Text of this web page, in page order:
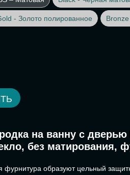
- Золото полированное
на ванну с дверью
без матирования,
фурнитура образуют цельный